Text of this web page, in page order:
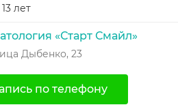
13 лет
«Старт Смайл»
Дыбенко, 23
по телефону